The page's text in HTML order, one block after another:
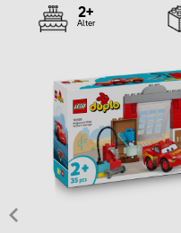
2+
Alter